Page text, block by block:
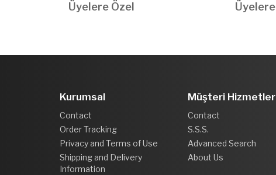
Üyelere Özel Üyelere
Kurumsal
Contact
Order Tracking
Privacy and Terms of Use
Shipping and Delivery
Information
Müşteri
Contact
S.S.S.
Advanced Search
About Us